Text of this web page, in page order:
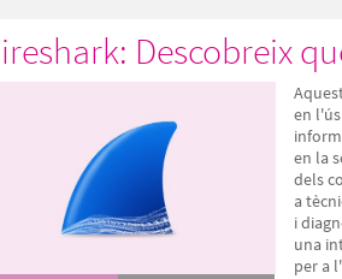
Descobreix
en
en la
dels
a
i
una
per a